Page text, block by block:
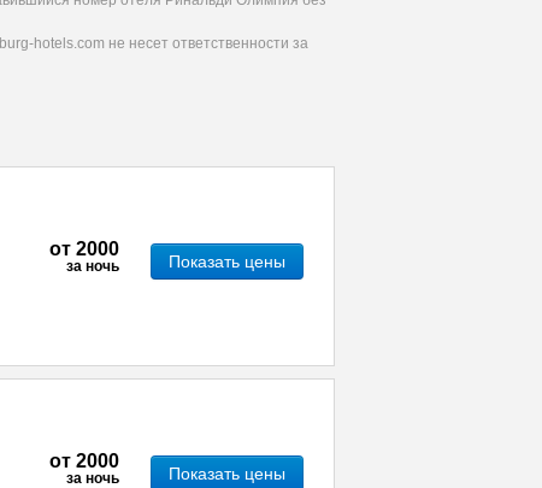
hotels.com не несет ответственности за
от 2000
за ночь Показать цены
от 2000
за ночь Показать цены